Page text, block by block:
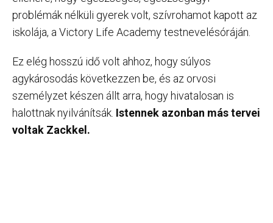
problémák nélküli gyerek volt, szívrohamot kapott az
iskolája, a Victory Life Academy testnevelésóráján.
Ez elég hosszú idő volt ahhoz, hogy súlyos
agykárosodás következzen be, és az orvosi
személyzet készen állt arra, hogy hivatalosan is
halottnak nyilvánítsák. Istennek azonban más tervei
voltak Zackkel.